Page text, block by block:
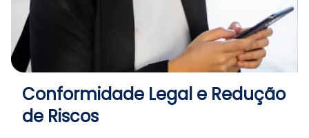
Conformidade Legal e Redução
de Riscos